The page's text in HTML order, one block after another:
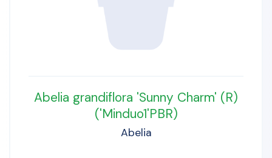
Abelia grandiflora 'Sunny Charm' (R)
('Minduo1'PBR)
Abelia